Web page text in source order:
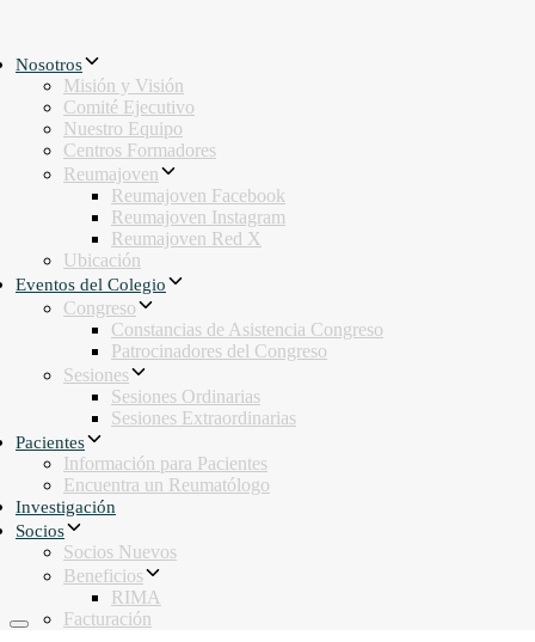
Nosotros
Misión y Visión
Comité Ejecutivo
Nuestro Equipo
Centros Formadores
Reumajoven
Reumajoven Facebook
Reumajoven Instagram
Reumajoven Red X
Ubicación
Eventos del Colegio
Congreso
Constancias de Asistencia Congreso
Patrocinadores del Congreso
Sesiones
Sesiones Ordinarias
Sesiones Extraordinarias
Pacientes
Información para Pacientes
Encuentra un Reumatólogo
Investigación
Socios
Socios Nuevos
Beneficios
RIMA
Facturación
Toggle navigation